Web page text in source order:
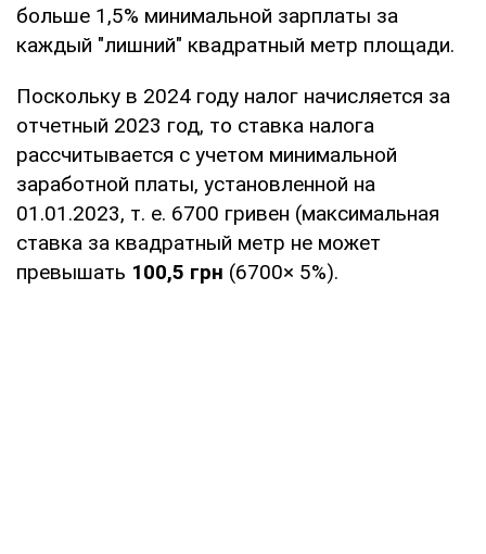
больше 1,5% минимальной зарплаты за
каждый "лишний" квадратный метр площади.
Поскольку в 2024 году налог начисляется за
отчетный 2023 год, то ставка налога
рассчитывается с учетом минимальной
заработной платы, установленной на
01.01.2023, т. е. 6700 гривен (максимальная
ставка за квадратный метр не может
превышать 100,5 грн (6700× 5%).